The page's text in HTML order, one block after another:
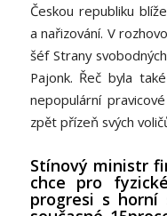
Českou republiku
a nařizování. V
šéf Strany
Pajonk. Řeč byla
nepopulární
zpět přízeň svých
Stínový ministr
chce pro
progresi s horní